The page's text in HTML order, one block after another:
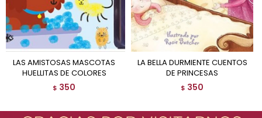
LAS AMISTOSAS MASCOTAS
HUELLITAS DE COLORES
$ 350
LA BELLA DURMIENTE CUENTOS
DE PRINCESAS
$ 350